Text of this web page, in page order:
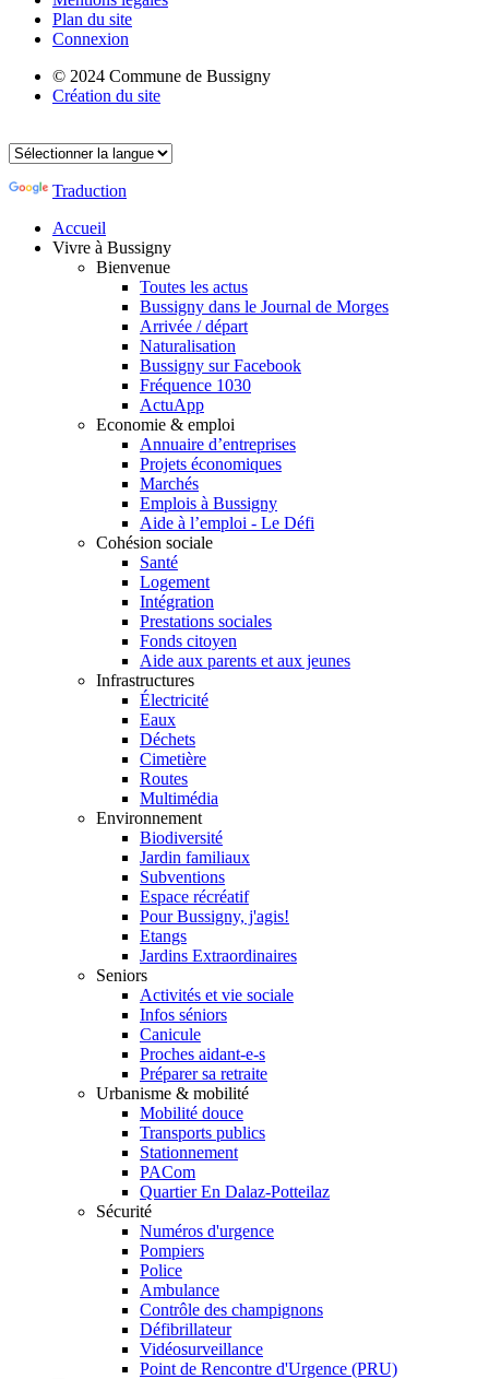
Plan du site
Connexion
© 2024 Commune de Bussigny
Création du site
Traduction
Accueil
Vivre à Bussigny
Bienvenue
Toutes les actus
Bussigny dans le Journal de Morges
Arrivée / départ
Naturalisation
Bussigny sur Facebook
Fréquence 1030
ActuApp
Economie & emploi
Annuaire d’entreprises
Projets économiques
Marchés
Emplois à Bussigny
Aide à l’emploi - Le Défi
Cohésion sociale
Santé
Logement
Intégration
Prestations sociales
Fonds citoyen
Aide aux parents et aux jeunes
Infrastructures
Électricité
Eaux
Déchets
Cimetière
Routes
Multimédia
Environnement
Biodiversité
Jardin familiaux
Subventions
Espace récréatif
Pour Bussigny, j'agis!
Etangs
Jardins Extraordinaires
Seniors
Activités et vie sociale
Infos séniors
Canicule
Proches aidant-e-s
Préparer sa retraite
Urbanisme & mobilité
Mobilité douce
Transports publics
Stationnement
PACom
Quartier En Dalaz-Potteilaz
Sécurité
Numéros d'urgence
Pompiers
Police
Ambulance
Contrôle des champignons
Défibrillateur
Vidéosurveillance
Point de Rencontre d'Urgence (PRU)